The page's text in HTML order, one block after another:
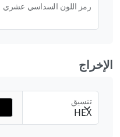
رمز اللون السداسي عشري
الإخراج
HEX
تنسيق